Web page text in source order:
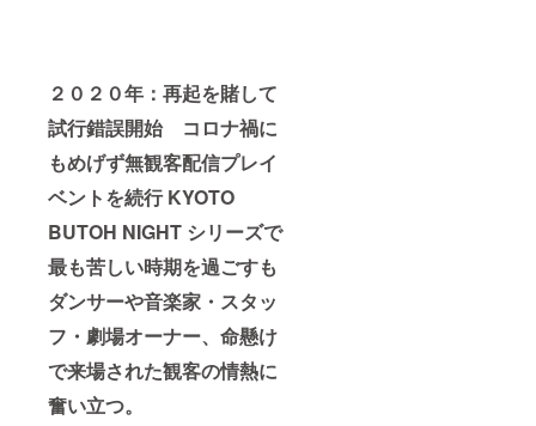
２０２０年：再起を賭して
試行錯誤開始 コロナ禍に
もめげず無観客配信プレイ
ベントを続行 KYOTO
BUTOH NIGHT シリーズで
最も苦しい時期を過ごすも
ダンサーや音楽家・スタッ
フ・劇場オーナー、命懸け
で来場された観客の情熱に
奮い立つ。